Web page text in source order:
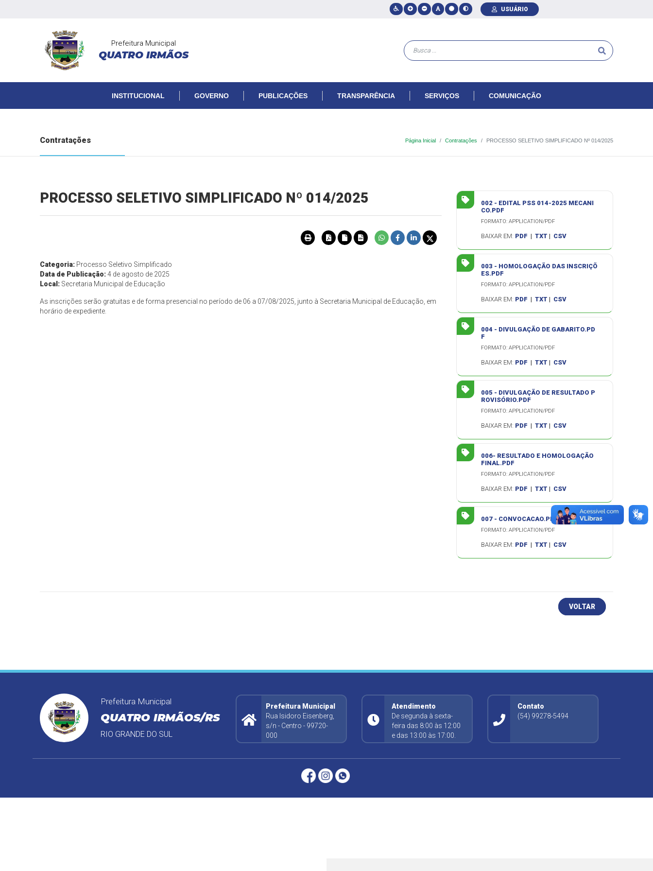
USUÁRIO
Prefeitura Municipal
QUATRO IRMÃOS
INSTITUCIONAL GOVERNO PUBLICAÇÕES TRANSPARÊNCIA SERVIÇOS COMUNICAÇÃO
Contratações Página Inicial Contratações PROCESSO SELETIVO SIMPLIFICADO Nº 014/2025
PROCESSO SELETIVO SIMPLIFICADO Nº 014/2025
Categoria: Processo Seletivo Simplificado
Data de Publicação:4 de agosto de 2025
Local: Secretaria Municipal de Educação
As inscrições serão gratuitas e de forma presencial no período de 06 a 07/08/2025, junto à Secretaria Municipal de Educação, em
horário de expediente.
002 - EDITAL PSS 014-2025 MECANI
CO.PDF
FORMATO: APPLICATION/PDF
BAIXAR EM: PDF | TXT | CSV
003 - HOMOLOGAÇÃO DAS INSCRIÇÕ
ES.PDF
FORMATO: APPLICATION/PDF
BAIXAR EM: PDF | TXT | CSV
004 - DIVULGAÇÃO DE GABARITO.PD
F
FORMATO: APPLICATION/PDF
BAIXAR EM: PDF | TXT | CSV
005 - DIVULGAÇÃO DE RESULTADO P
ROVISÓRIO.PDF
FORMATO: APPLICATION/PDF
BAIXAR EM: PDF | TXT | CSV
006- RESULTADO E HOMOLOGAÇÃO
FINAL.PDF
FORMATO: APPLICATION/PDF
BAIXAR EM: PDF | TXT | CSV
007 - CONVOCACAO.PDF
FORMATO: APPLICATION/PDF
BAIXAR EM: PDF | TXT | CSV
VOLTAR
Prefeitura Municipal
QUATRO IRMÃOS/RS
RIO GRANDE DO SUL
Prefeitura Municipal
Rua Isidoro Eisenberg,
s/n - Centro - 99720-
000
Atendimento
De segunda à sexta-
feira das 8:00 às 12:00
e das 13:00 às 17:00.
Contato
(54) 99278-5494